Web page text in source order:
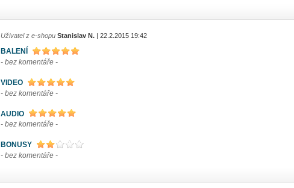
Uživatel z e-shopu Stanislav N. | 22.2.2015 19:42
BALENÍ
- bez komentáře -
VIDEO
- bez komentáře -
AUDIO
- bez komentáře -
BONUSY
- bez komentáře -